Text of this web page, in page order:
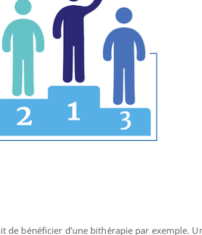
de bénéficier d’une bithérapie par exemple.